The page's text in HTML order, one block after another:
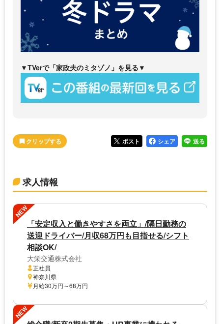
▼TVerで「家政夫のミタゾノ」を見る▼
ポスト シェア 送る
求人情報
NEW
「安定収入と働きやすさを両立」/隔日勤務の
送迎ドライバー/月収68万円も目指せる/シフト
相談OK/
大栄交通株式会社
正社員
神奈川県
月給30万円～68万円
NEW